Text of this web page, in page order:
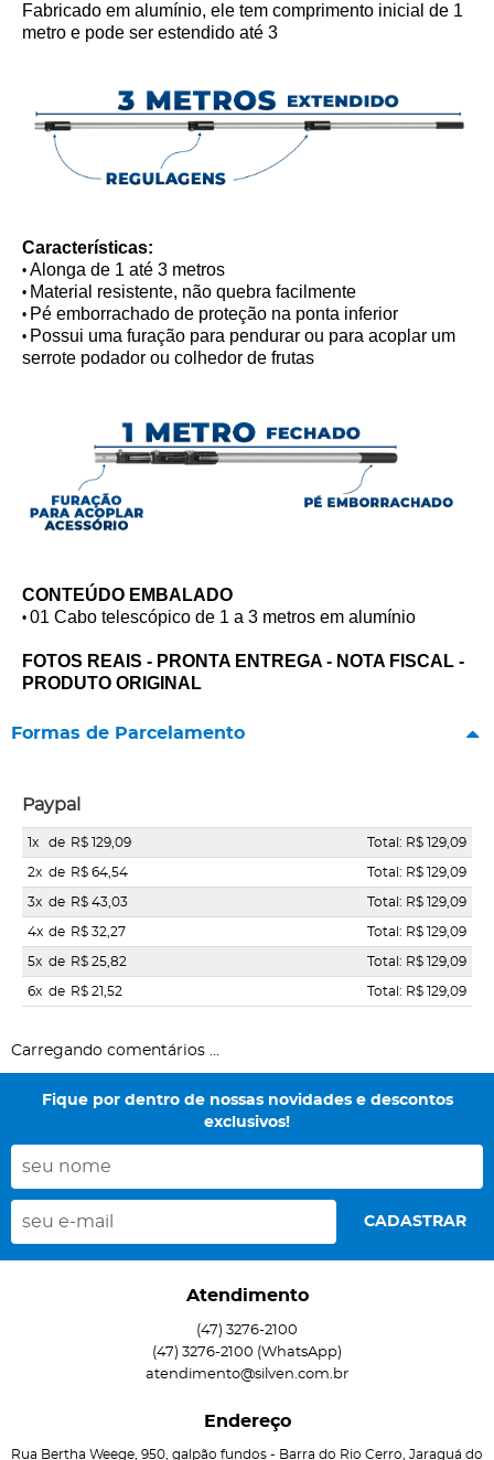
Fabricado em alumínio, ele tem comprimento inicial de 1
metro e pode ser estendido até 3
Características:
• Alonga de 1 até 3 metros
• Material resistente, não quebra facilmente
• Pé emborrachado de proteção na ponta inferior
• Possui uma furação para pendurar ou para acoplar um
serrote podador ou colhedor de frutas
CONTEÚDO EMBALADO
• 01 Cabo telescópico de 1 a 3 metros em alumínio
FOTOS REAIS - PRONTA ENTREGA - NOTA FISCAL -
PRODUTO ORIGINAL
Formas de Parcelamento
Paypal
1x de R$ 129,09 Total: R$ 129,09
2x de R$ 64,54 Total: R$ 129,09
3x de R$ 43,03 Total: R$ 129,09
4x de R$ 32,27 Total: R$ 129,09
5x de R$ 25,82 Total: R$ 129,09
6x de R$ 21,52 Total: R$ 129,09
Carregando comentários ...
Fique por dentro de nossas novidades e descontos
exclusivos!
CADASTRAR
Atendimento
(47) 3276-2100
(47) 3276-2100 (WhatsApp)
atendimento@silven.com.br
Endereço
Rua Bertha Weege, 950, galpão fundos - Barra do Rio Cerro, Jaraguá do